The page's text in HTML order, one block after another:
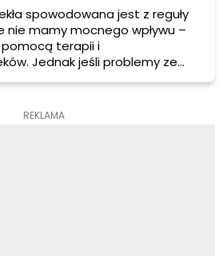
spowodowana jest z reguły
nie mamy mocnego wpływu –
terapii i
Jednak jeśli problemy ze
lub od czasu do czasu
sposoby pomogą nam z nią
REKLAMA